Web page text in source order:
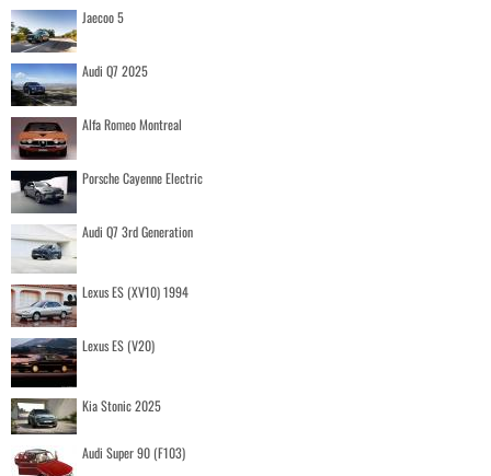
Jaecoo 5
Audi Q7 2025
Alfa Romeo Montreal
Porsche Cayenne Electric
Audi Q7 3rd Generation
Lexus ES (XV10) 1994
Lexus ES (V20)
Kia Stonic 2025
Audi Super 90 (F103)